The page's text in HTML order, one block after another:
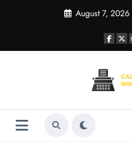
August 7, 2026